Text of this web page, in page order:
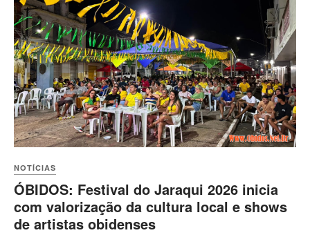
NOTÍCIAS
ÓBIDOS: Festival do Jaraqui 2026 inicia
com valorização da cultura local e shows
de artistas obidenses